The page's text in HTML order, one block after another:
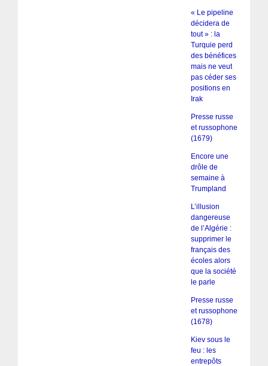
« Le pipeline
décidera de
tout » : la
Turquie perd
des bénéfices
mais ne veut
pas céder ses
positions en
Irak
Presse russe
et russophone
(1679)
Encore une
drôle de
semaine à
Trumpland
L’illusion
dangereuse
de l’Algérie :
supprimer le
français des
écoles alors
que la société
le parle
Presse russe
et russophone
(1678)
Kiev sous le
feu : les
entrepôts